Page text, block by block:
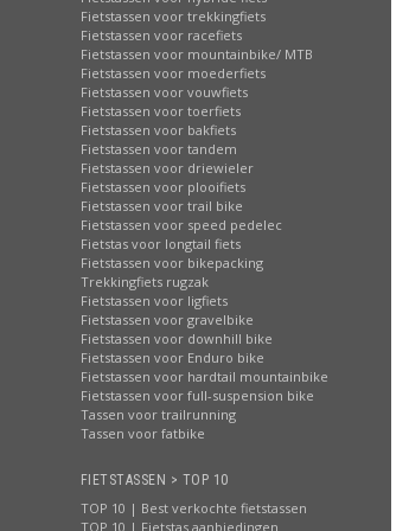
Fietstassen voor trekkingfiets
Fietstassen voor racefiets
Fietstassen voor mountainbike/ MTB
Fietstassen voor moederfiets
Fietstassen voor vouwfiets
Fietstassen voor toerfiets
Fietstassen voor bakfiets
Fietstassen voor tandem
Fietstassen voor driewieler
Fietstassen voor plooifiets
Fietstassen voor trail bike
Fietstassen voor speed pedelec
Fietstas voor longtail fiets
Fietstassen voor bikepacking
Trekkingfiets rugzak
Fietstassen voor ligfiets
Fietstassen voor gravelbike
Fietstassen voor downhill bike
Fietstassen voor Enduro bike
Fietstassen voor hardtail mountainbike
Fietstassen voor full-suspension bike
Tassen voor trailrunning
Tassen voor fatbike
FIETSTASSEN > TOP 10
TOP 10 | Best verkochte fietstassen
TOP 10 | Fietstas aanbiedingen